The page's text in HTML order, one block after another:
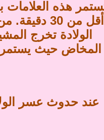
الولادة تخرج
عند حدوث عسر